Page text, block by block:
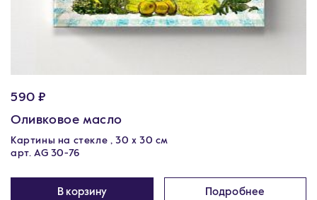
590 ₽
Оливковое масло
Картины на стекле , 30 x 30 см
арт. AG 30-76
В корзину Подробнее